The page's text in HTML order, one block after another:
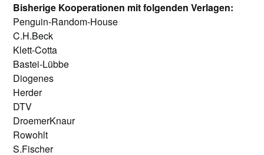
Bisherige Kooperationen mit folgenden Verlagen:
Penguin-Random-House
C.H.Beck
Klett-Cotta
Bastei-Lübbe
Diogenes
Herder
DTV
DroemerKnaur
Rowohlt
S.Fischer